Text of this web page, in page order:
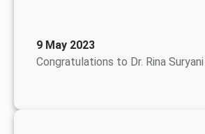
9 May 2023
Congratulations to Dr. Rina